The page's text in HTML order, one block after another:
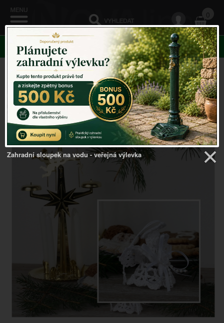
0
KATEGORIE
Venkovský domov ->Vánoční dekorace->Vánoční
ozdoba háčkovaný anděl 5cm
Zahradní sloupek na vodu - veřejná výlevka